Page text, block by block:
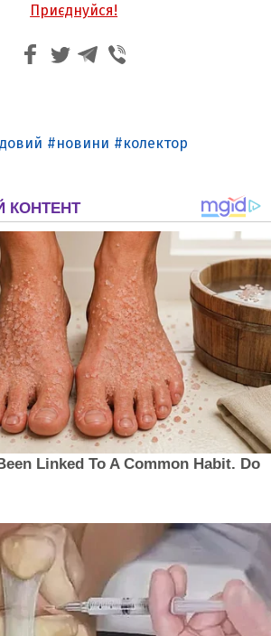
Приєднуйся!
новини
колектор